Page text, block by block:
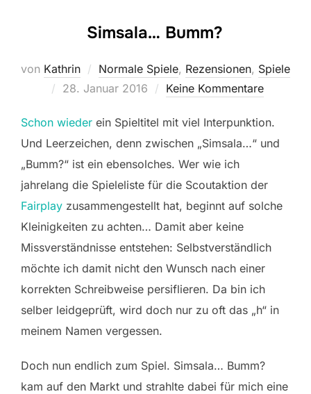
Simsala… Bumm?
von Kathrin Normale Spiele, Rezensionen, Spiele
Veröffentlicht
28. Januar 2016 Keine Kommentare
Schon wieder ein Spieltitel mit viel Interpunktion.
Und Leerzeichen, denn zwischen „Simsala…“ und
„Bumm?“ ist ein ebensolches. Wer wie ich
jahrelang die Spieleliste für die Scoutaktion der
Fairplay zusammengestellt hat, beginnt auf solche
Kleinigkeiten zu achten… Damit aber keine
Missverständnisse entstehen: Selbstverständlich
möchte ich damit nicht den Wunsch nach einer
korrekten Schreibweise persiflieren. Da bin ich
selber leidgeprüft, wird doch nur zu oft das „h“ in
meinem Namen vergessen.
Doch nun endlich zum Spiel. Simsala… Bumm?
kam auf den Markt und strahlte dabei für mich eine